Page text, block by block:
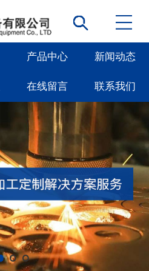
产品中心 新闻动态
在线留言 联系我们